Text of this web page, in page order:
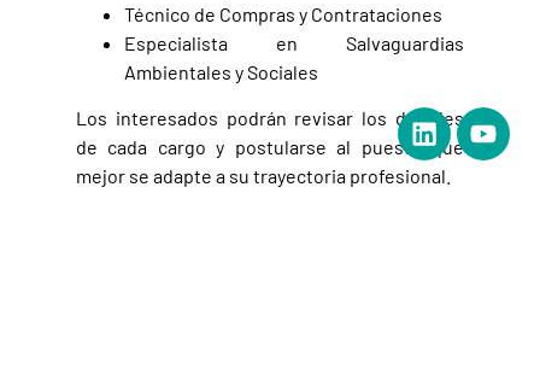
Técnico de Compras y Contrataciones
Especialista en Salvaguardias
Ambientales y Sociales
Los interesados podrán revisar los detalles
de cada cargo y postularse al puesto que
mejor se adapte a su trayectoria profesional.